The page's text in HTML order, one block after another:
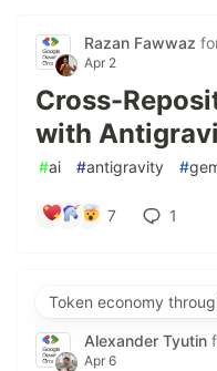
Razan Fawwaz
Apr 2
Cross-
with
#ai #antigravity #
7 1
Token economy
Alexander Tyutin
Apr 6